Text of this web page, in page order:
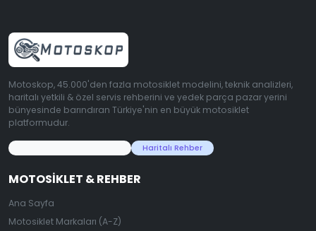
Motoskop, 45.000'den fazla motosiklet modelini, teknik analizleri,
haritalı yetkili & özel servis rehberini ve yedek parça pazar yerini
bünyesinde barındıran Türkiye'nin en büyük motosiklet
platformudur.
Haritalı Rehber
MOTOSIKLET & REHBER
Ana Sayfa
Motosiklet Markaları (A-Z)